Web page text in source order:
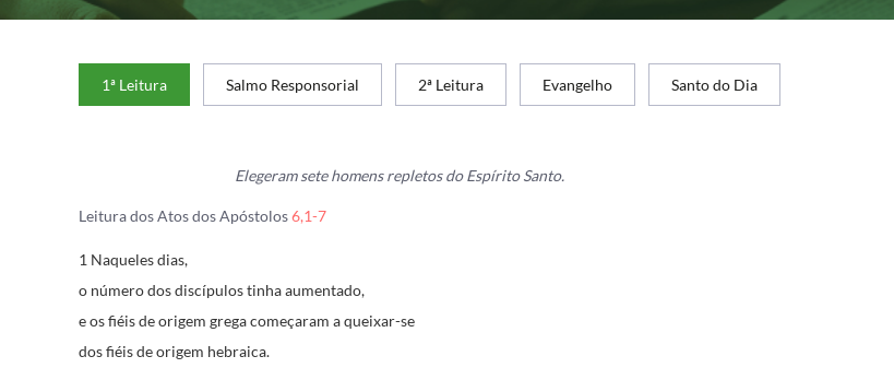
1ª Leitura Salmo Responsorial 2ª Leitura Evangelho Santo do Dia
Elegeram sete homens repletos do Espírito Santo.
Leitura dos Atos dos Apóstolos6,1-7
1 Naqueles dias,
o número dos discípulos tinha aumentado,
e os fiéis de origem grega começaram a queixar-se
dos fiéis de origem hebraica.